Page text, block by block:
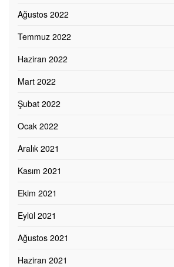
Ağustos 2022
Temmuz 2022
Haziran 2022
Mart 2022
Şubat 2022
Ocak 2022
Aralık 2021
Kasım 2021
Ekim 2021
Eylül 2021
Ağustos 2021
Haziran 2021